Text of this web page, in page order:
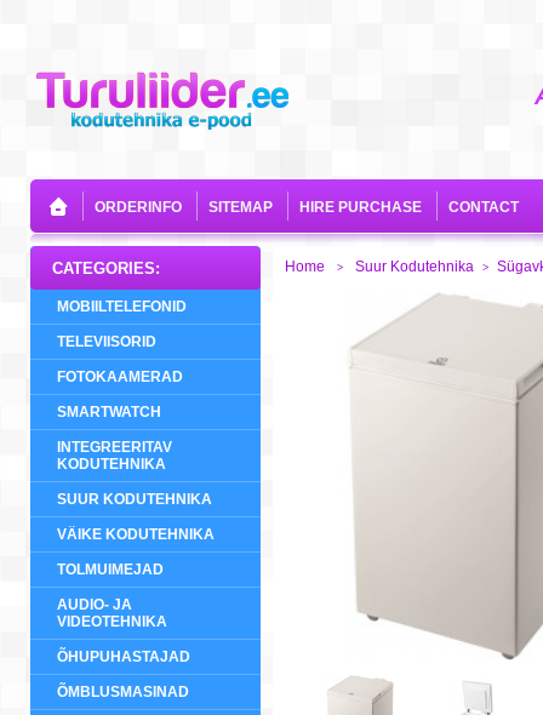
ORDERINFO SITEMAP HIRE PURCHASE CONTACT
CATEGORIES:
MOBIILTELEFONID
TELEVIISORID
FOTOKAAMERAD
SMARTWATCH
INTEGREERITAV
KODUTEHNIKA
SUUR KODUTEHNIKA
VÄIKE KODUTEHNIKA
TOLMUIMEJAD
AUDIO- JA
VIDEOTEHNIKA
ÕHUPUHASTAJAD
ÕMBLUSMASINAD
Home > Suur Kodutehnika >